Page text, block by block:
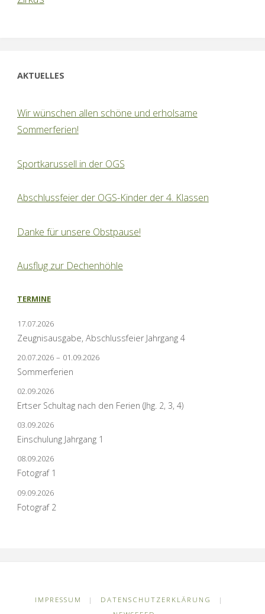
AKTUELLES
Wir wünschen allen schöne und erholsame
Sommerferien!
Sportkarussell in der OGS
Abschlussfeier der OGS-Kinder der 4. Klassen
Danke für unsere Obstpause!
Ausflug zur Dechenhöhle
TERMINE
17.07.2026
Zeugnisausgabe, Abschlussfeier Jahrgang 4
20.07.2026 – 01.09.2026
Sommerferien
02.09.2026
Ertser Schultag nach den Ferien (Jhg. 2, 3, 4)
03.09.2026
Einschulung Jahrgang 1
08.09.2026
Fotograf 1
09.09.2026
Fotograf 2
IMPRESSUM | DATENSCHUTZERKLÄRUNG
|